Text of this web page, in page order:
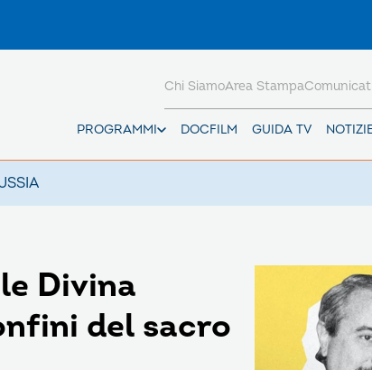
PROGRAMMI DOCFILM GUIDA TV
Chi SiamoArea Stampa
Divina
del sacro